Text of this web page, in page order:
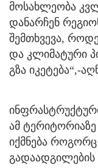
მოსახლეობა
დანარჩენ
შემთხვევა,
და კლიმატური
გზა იკეტება“,-
ამ
იქმნება
გადაადგილების